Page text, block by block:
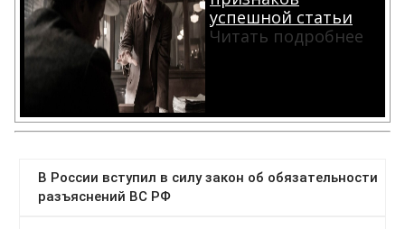
успешной статьи
Читать подробнее